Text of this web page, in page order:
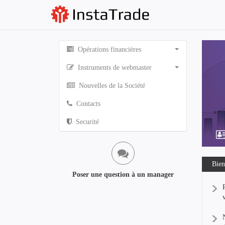
Opérations financières
Instruments de webmaster
Nouvelles de la Société
Contacts
Securité
Poser une question à un manager